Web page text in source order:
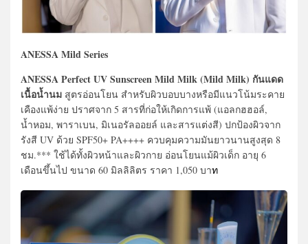
ANESSA Mild Series
ANESSA Perfect UV Sunscreen Mild Milk (Mild Milk) กันแดด
เนื้อน้ำนม สูตรอ่อนโยน สำหรับผิวบอบบางหรือมีแนวโน้มระคาย
เคืองแพ้ง่าย ปราศจาก 5 สารที่ก่อให้เกิดการแพ้ (แอลกฮฮอล์,
น้ำหอม, พาราเบน, มิเนอรัลออยล์ และสารแต่งสี) ปกป้องผิวจาก
รังสี UV ด้วย SPF50+ PA++++ ควบคุมความมันยาวนานสูงสุด 8
ชม.*** ใช้ได้ทั้งผิวหน้าและผิวกาย อ่อนโยนแม้ผิวเด็ก อายุ 6
เดือนขึ้นไป ขนาด 60 มิลลิลิตร ราคา 1,050 บาท